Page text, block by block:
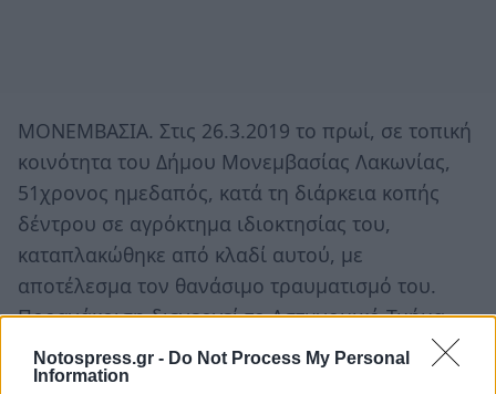
Notospress.gr - Do Not Process My Personal
Information
ΜΟΝΕΜΒΑΣΙΑ. Στις 26.3.2019 το πρωί, σε τοπική
κοινότητα του Δήμου Μονεμβασίας Λακωνίας,
51χρονος ημεδαπός, κατά τη διάρκεια κοπής
δέντρου σε αγρόκτημα ιδιοκτησίας του,
καταπλακώθηκε από κλαδί αυτού, με
αποτέλεσμα τον θανάσιμο τραυματισμό του.
Προανάκριση διενεργεί το Αστυνομικό Τμήμα
Βοιών.